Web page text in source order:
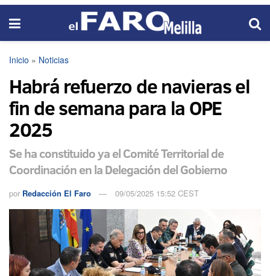
Inicio » Noticias
Habrá refuerzo de navieras el
fin de semana para la OPE
2025
Se ha constituido ya el Comité Territorial de
Coordinación en la Delegación del Gobierno
por Redacción El Faro 09/05/2025 15:52 CEST